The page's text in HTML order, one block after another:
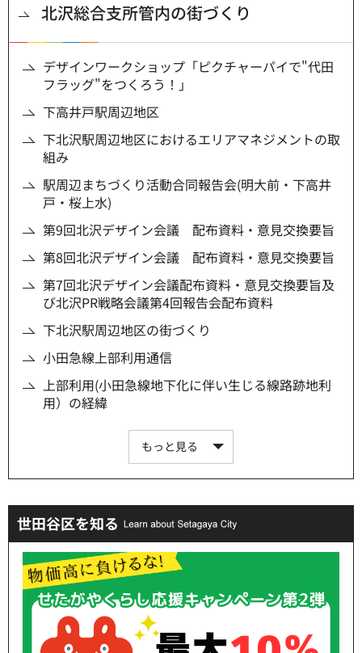
北沢総合支所管内の街づくり
デザインワークショップ「ピクチャーパイで"代田
フラッグ"をつくろう！」
下高井戸駅周辺地区
下北沢駅周辺地区におけるエリアマネジメントの取
組み
駅周辺まちづくり活動合同報告会(明大前・下高井
戸・桜上水)
第9回北沢デザイン会議 配布資料・意見交換要旨
第8回北沢デザイン会議 配布資料・意見交換要旨
第7回北沢デザイン会議配布資料・意見交換要旨及
び北沢PR戦略会議第4回報告会配布資料
下北沢駅周辺地区の街づくり
小田急線上部利用通信
上部利用(小田急線地下化に伴い生じる線路跡地利
用）の経緯
もっと見る
世田谷区を知る